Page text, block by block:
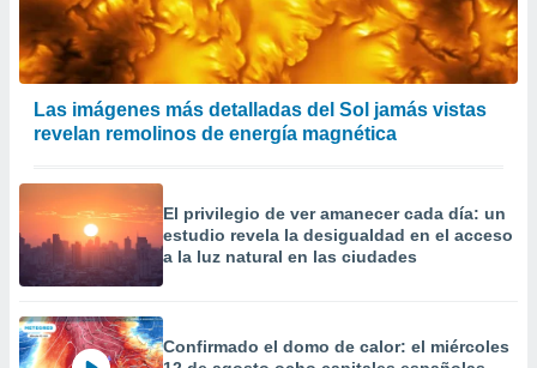
Las imágenes más detalladas del Sol jamás vistas
revelan remolinos de energía magnética
El privilegio de ver amanecer cada día: un
estudio revela la desigualdad en el acceso
a la luz natural en las ciudades
Confirmado el domo de calor: el miércoles